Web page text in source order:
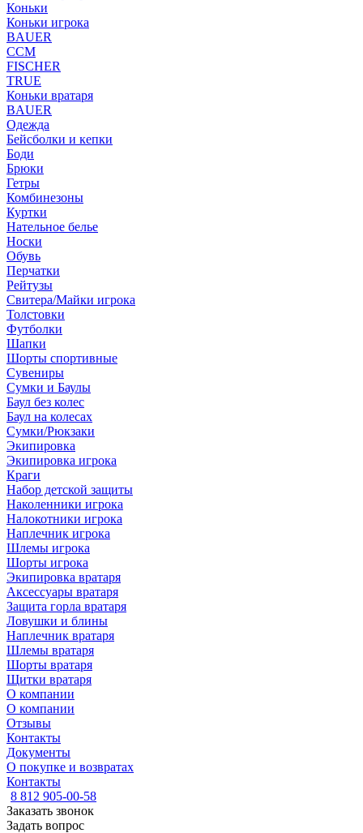
Коньки
Коньки игрока
BAUER
CCM
FISCHER
TRUE
Коньки вратаря
BAUER
Одежда
Бейсболки и кепки
Боди
Брюки
Гетры
Комбинезоны
Куртки
Нательное белье
Носки
Обувь
Перчатки
Рейтузы
Свитера/Майки игрока
Толстовки
Футболки
Шапки
Шорты спортивные
Сувениры
Сумки и Баулы
Баул без колес
Баул на колесах
Сумки/Рюкзаки
Экипировка
Экипировка игрока
Краги
Набор детской защиты
Наколенники игрока
Налокотники игрока
Наплечник игрока
Шлемы игрока
Шорты игрока
Экипировка вратаря
Аксессуары вратаря
Защита горла вратаря
Ловушки и блины
Наплечник вратаря
Шлемы вратаря
Шорты вратаря
Щитки вратаря
О компании
О компании
Отзывы
Контакты
Документы
О покупке и возвратах
Контакты
8 812 905-00-58
Заказать звонок
Задать вопрос